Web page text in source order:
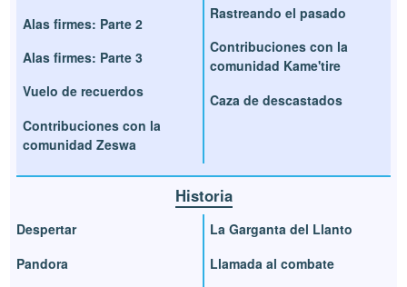
Alas firmes: Parte 2
Alas firmes: Parte 3
Vuelo de recuerdos
Contribuciones con la
comunidad Zeswa
Rastreando el pasado
Contribuciones con la
comunidad Kame'tire
Caza de descastados
Historia
Despertar
Pandora
La Garganta del Llanto
Llamada al combate